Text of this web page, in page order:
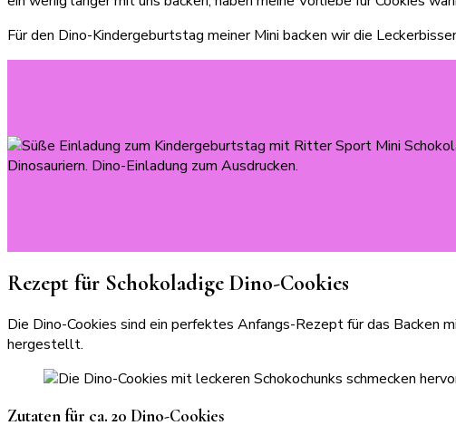
Für den Dino-Kindergeburtstag meiner Mini backen wir die
Rezept für Schokoladige Dino-Cookies
Die Dino-Cookies sind ein perfektes Anfangs-Rezept für das Backen
hergestellt.
Zutaten für ca. 20 Dino-Cookies